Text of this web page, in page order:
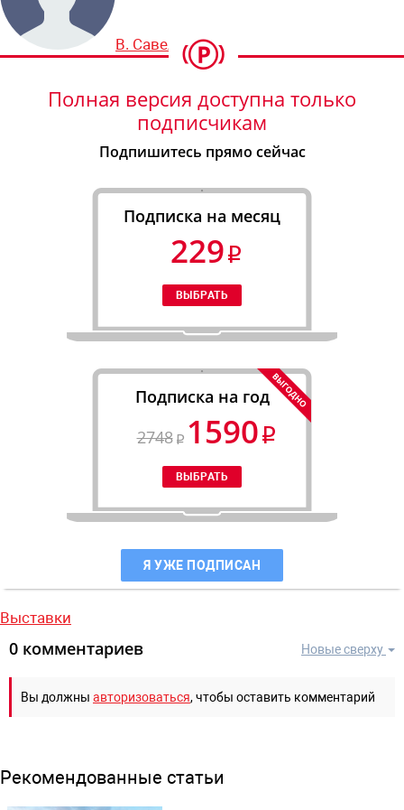
В. Савельев
Полная версия доступна только
подписчикам
Подпишитесь прямо сейчас
Подписка на месяц
229
Подписка на год
2748
1590
Я УЖЕ ПОДПИСАН
Выставки
Новые сверху
0 комментариев
Вы должны авторизоваться, чтобы оставить комментарий
Рекомендованные статьи